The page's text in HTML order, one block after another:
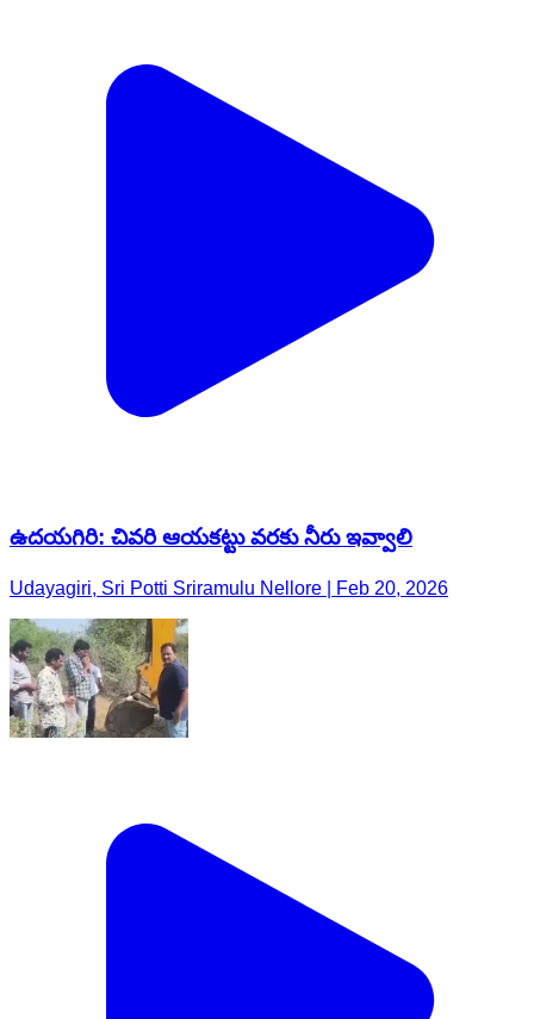
ఉదయగిరి: చివరి ఆయకట్టు వరకు నీరు ఇవ్వాలి
Udayagiri, Sri Potti Sriramulu Nellore | Feb 20, 2026